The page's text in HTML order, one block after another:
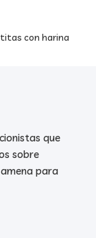
con harina
que
sobre
para